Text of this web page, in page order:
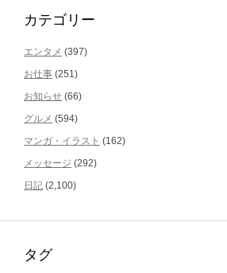
カテゴリー
エンタメ (397)
お仕事 (251)
お知らせ (66)
グルメ (594)
マンガ・イラスト (162)
メッセージ (292)
日記 (2,100)
タグ